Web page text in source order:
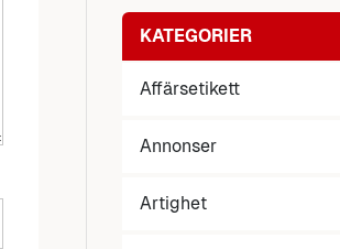
KATEGORIER
Affärsetikett
Annonser
Artighet